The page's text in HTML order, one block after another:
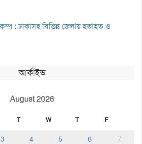
: ঢাকাসহ বিভিন্ন জেলায় হতাহত ও
আর্কাইভ
August 2026
T W T F
3 4 5 6
7